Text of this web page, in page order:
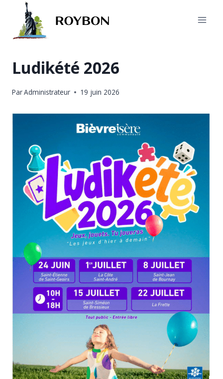
contenu
Ludikété 2026
ParAdministrateur 19 juin 2026